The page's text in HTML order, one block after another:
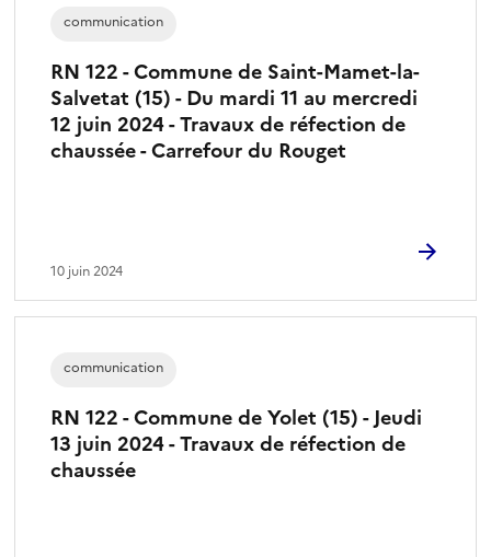
RN 122 - Commune de Saint-Mamet-la-
Salvetat (15) - Du mardi 11 au mercredi
12 juin 2024 - Travaux de réfection de
chaussée - Carrefour du Rouget
communication
10 juin 2024
RN 122 - Commune de Yolet (15) - Jeudi
13 juin 2024 - Travaux de réfection de
chaussée
communication